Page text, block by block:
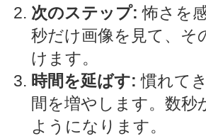
次のステップ: 怖さを
秒だけ画像を見て、そ
けます。
時間を延ばす: 慣れて
間を増やします。数
ようになります。